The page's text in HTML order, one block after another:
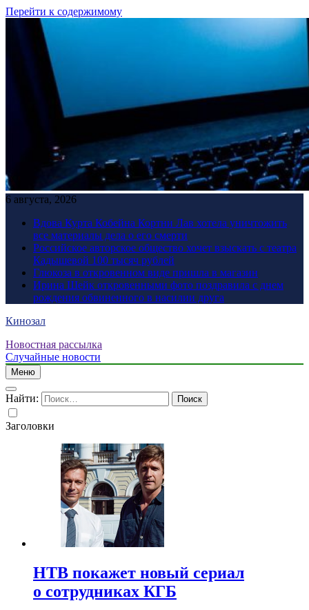
Перейти к содержимому
6 августа, 2026
Вдова Курта Кобейна Кортни Лав хотела уничтожить
все материалы дела о его смерти
Российское авторское общество хочет взыскать с театра
Кадышевой 100 тысяч рублей
Глюкоза в откровенном виде пришла в магазин
Ирина Шейк откровенными фото поздравила с днем
рождения обвиненного в насилии друга
Кинозал
Новостная рассылка
Случайные новости
Меню
Найти:
Заголовки
НТВ покажет новый сериал
о сотрудниках КГБ